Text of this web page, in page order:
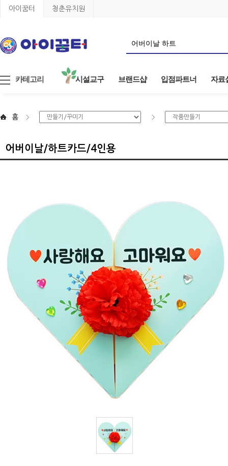
아이꿈터 청춘유치원
카테고리 시설교구 브랜드샵 입점파트너 자료
홈
어버이날/하트카드/4인용